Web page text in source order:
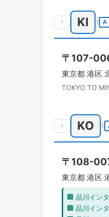
↑ KI 1 A
〒 107-
東京都 港区
TOKYO TO
↑ KO 1
〒 108-
東京都 港区
🏢 品川イン
🏢 品川イン